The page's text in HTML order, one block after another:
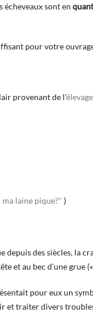
écheveaux sont en
pour votre
provenant de l'
laine pique?" )
depuis des siècles, la
et au bec d’une grue
pour eux un
et traiter divers